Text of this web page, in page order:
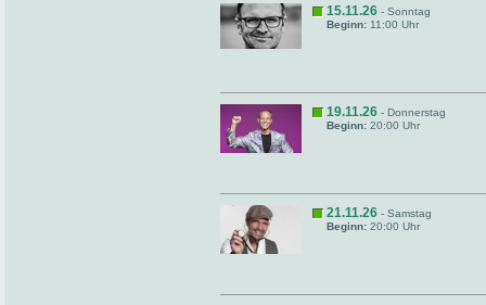
15.11.26 - Sonntag
Beginn: 11:00 Uhr
19.11.26 - Donnerstag
Beginn: 20:00 Uhr
21.11.26 - Samstag
Beginn: 20:00 Uhr